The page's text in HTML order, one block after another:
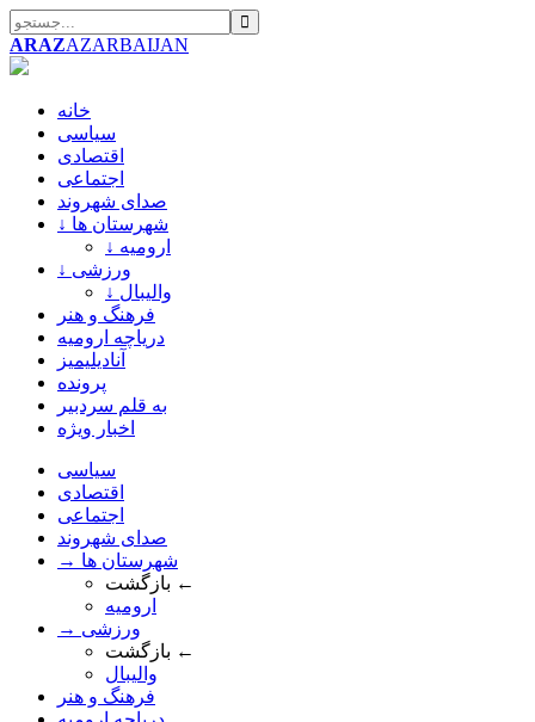
ARAZAZARBAIJAN
خانه
سیاسی
اقتصادی
اجتماعی
صدای شهروند
↓ شهرستان ها
↓ ارومیه
↓ ورزشی
↓ والیبال
فرهنگ و هنر
دریاچه ارومیه
آنادیلیمیز
پرونده
به قلم سردبیر
اخبار ویژه
سیاسی
اقتصادی
اجتماعی
صدای شهروند
→ شهرستان ها
بازگشت ←
ارومیه
→ ورزشی
بازگشت ←
والیبال
فرهنگ و هنر